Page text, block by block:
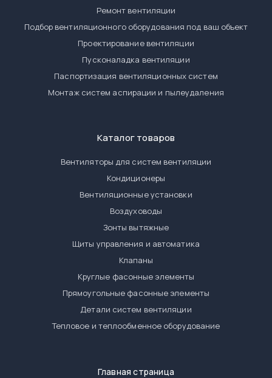
Ремонт вентиляции
Подбор вентиляционного оборудования под ваш объект
Проектирование вентиляции
Пусконаладка вентиляции
Паспортизация вентиляционных систем
Монтаж систем аспирации и пылеудаления
Каталог товаров
Вентиляторы для систем вентиляции
Кондиционеры
Вентиляционные установки
Воздуховоды
Зонты вытяжные
Щиты управления и автоматика
Клапаны
Круглые фасонные элементы
Прямоугольные фасонные элементы
Детали систем вентиляции
Тепловое и теплообменное оборудование
Главная страница